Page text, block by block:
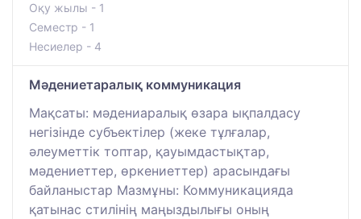
Оқу жылы - 1
Семестр - 1
Несиелер - 4
Мәдениетаралық коммуникация
Мақсаты: мәдениаралық өзара ықпалдасу
негізінде субъектілер (жеке тұлғалар,
әлеуметтік топтар, қауымдастықтар,
мәдениеттер, өркениеттер) арасындағы
байланыстар Мазмұны: Коммуникацияда
қатынас стилінің маңыздылығы оның